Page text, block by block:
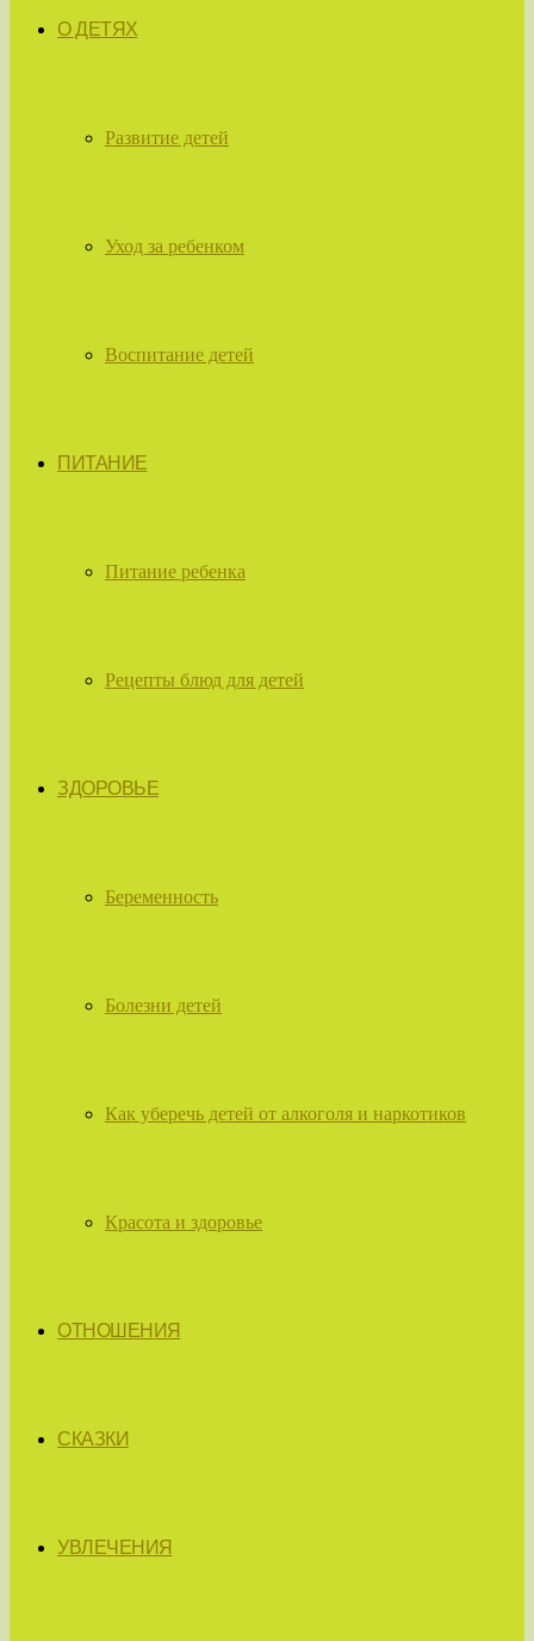
О ДЕТЯХ
Развитие детей
Уход за ребенком
Воспитание детей
ПИТАНИЕ
Питание ребенка
Рецепты блюд для детей
ЗДОРОВЬЕ
Беременность
Болезни детей
Как уберечь детей от алкоголя и наркотиков
Красота и здоровье
ОТНОШЕНИЯ
СКАЗКИ
УВЛЕЧЕНИЯ